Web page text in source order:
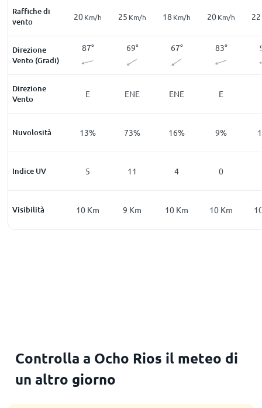
Raffiche di
vento
h 26Km/h 20Km/h 25 Km/h 18 Km/h 20Km/h 22
Direzione
Vento (Gradi)
76 87° 69° 67° 83°
Direzione
Vento ENE E ENE ENE E
Nuvolosità
73% 13% 73% 16% 9%
Indice UV
0 5 11 4 0
Visibilità
10Km 10 Km 9 Km 10 Km 10 Km
Controlla a Ocho Rios il meteo di
un altro giorno